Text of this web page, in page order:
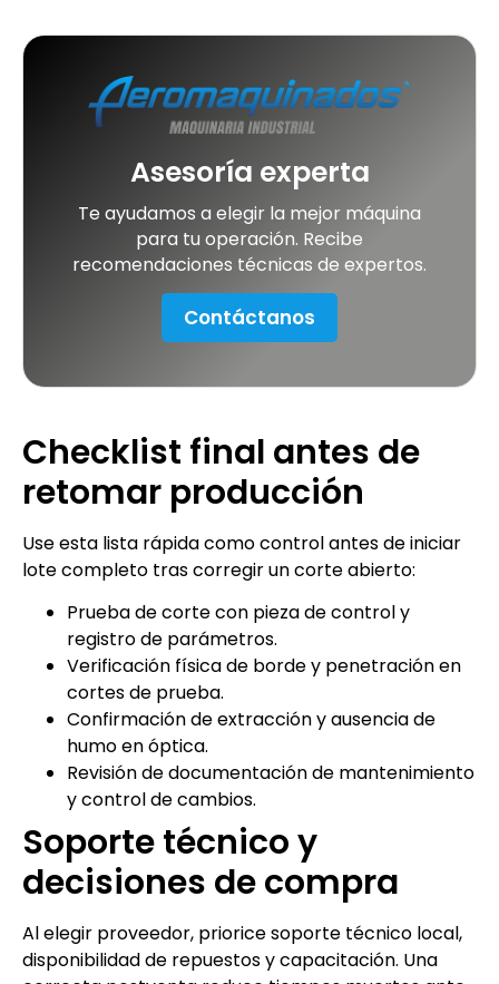
Asesoría experta
Te ayudamos a elegir la mejor máquina
para tu operación. Recibe
recomendaciones técnicas de expertos.
Contáctanos
Checklist final antes de
retomar producción
Use esta lista rápida como control antes de iniciar
lote completo tras corregir un corte abierto:
Prueba de corte con pieza de control y
registro de parámetros.
Verificación física de borde y penetración en
cortes de prueba.
Confirmación de extracción y ausencia de
humo en óptica.
Revisión de documentación de mantenimiento
y control de cambios.
Soporte técnico y
decisiones de compra
Al elegir proveedor, priorice soporte técnico local,
disponibilidad de repuestos y capacitación. Una